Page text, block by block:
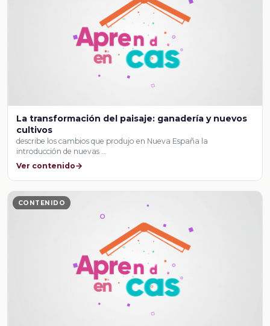
La transformación del paisaje: ganadería y nuevos
cultivos
describe los cambios que produjo en Nueva España la
introducción de nuevas …
Ver contenido
CONTENIDO